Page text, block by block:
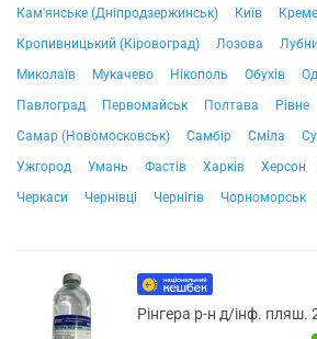
Кам'янське (Дніпродзержинськ)
Київ
Кропивницький (Кіровоград)
Лозова Лубни
Миколаїв
Мукачево Нікополь Обухів
Павлоград
Первомайськ Полтава
Рівне
Самар (Новомосковськ)
Самбір Сміла
Ужгород
Умань Фастів Харків Херсон
Черкаси
Чернівці Чернігів Чорноморськ
Рінгера р-н д/інф. пляш.